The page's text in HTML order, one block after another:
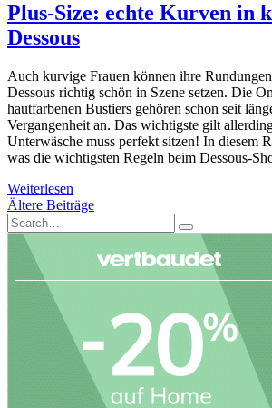
Plus-Size: echte Kurven in
Dessous
Auch kurvige Frauen können ihre
Dessous richtig schön in Szene setzen. Die
hautfarbenen Bustiers gehören schon seit
Vergangenheit an. Das wichtigste gilt
Unterwäsche muss perfekt sitzen! In diesem
was die wichtigsten Regeln beim Dessous-
Weiterlesen
Beitragsnavigation
Ältere Beiträge
Search
for:
Search